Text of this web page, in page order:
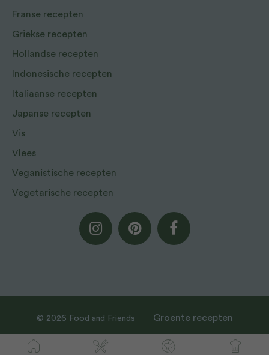
Franse recepten
Griekse recepten
Hollandse recepten
Indonesische recepten
Italiaanse recepten
Japanse recepten
Vis
Vlees
Veganistische recepten
Vegetarische recepten
© 2026 Food and Friends Groente recepten